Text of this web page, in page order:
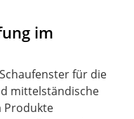
im
für die
mittelständische
Produkte